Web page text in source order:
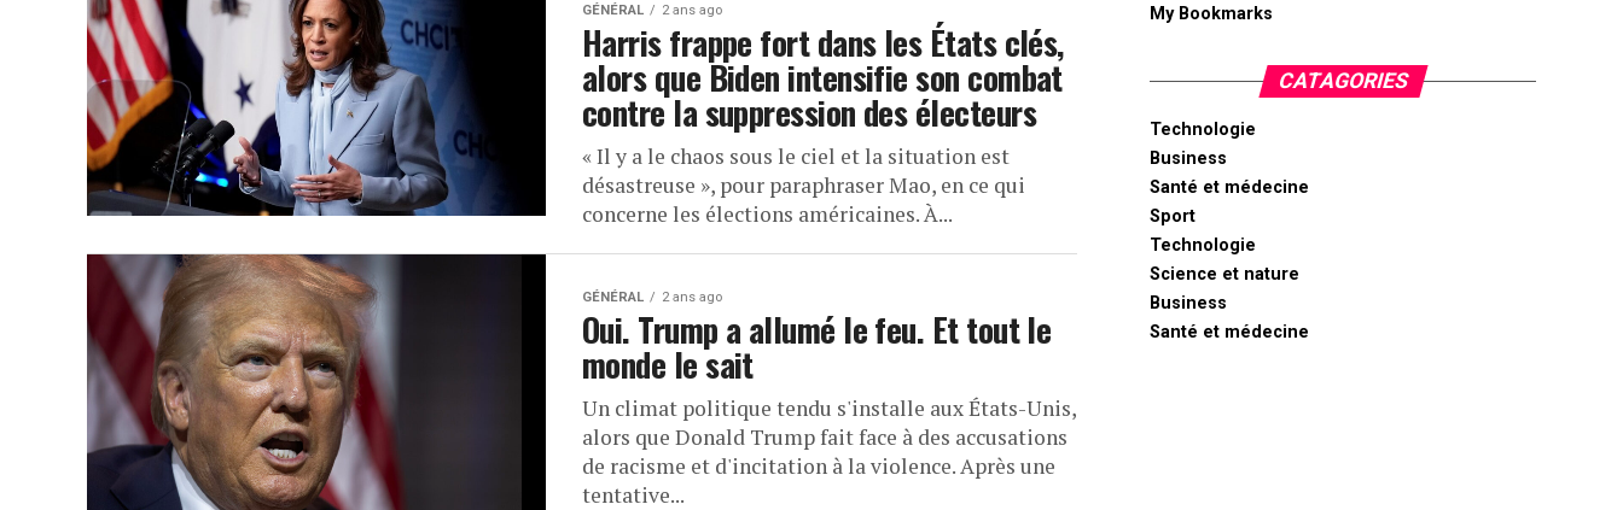
GÉNÉRAL 2 ans ago
Harris frappe fort dans les États clés,
alors que Biden intensifie son combat
contre la suppression des électeurs
« Il y a le chaos sous le ciel et la situation est
désastreuse », pour paraphraser Mao, en ce qui
concerne les élections américaines. À...
GÉNÉRAL 2 ans ago
Oui. Trump a allumé le feu. Et tout le
monde le sait
Un climat politique tendu s'installe aux États-Unis,
alors que Donald Trump fait face à des accusations
de racisme et d'incitation à la violence. Après une
tentative...
My Bookmarks
CATAGORIES
Technologie
Business
Santé et médecine
Sport
Technologie
Science et nature
Business
Santé et médecine